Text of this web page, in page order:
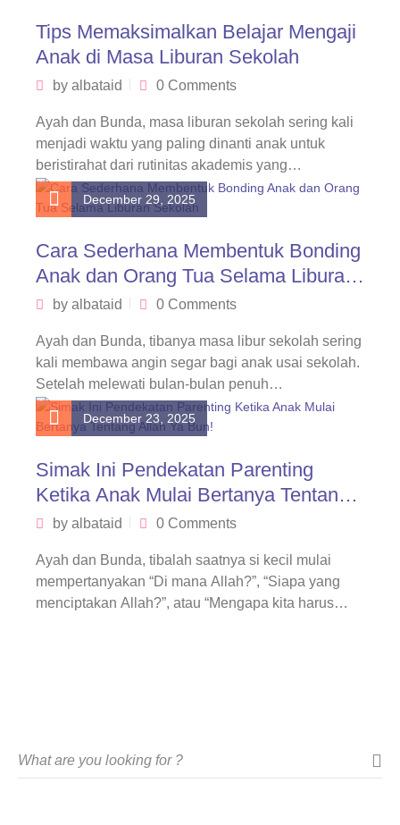
Tips Memaksimalkan Belajar Mengaji
Anak di Masa Liburan Sekolah
by albataid 0 Comments
Ayah dan Bunda, masa liburan sekolah sering kali
menjadi waktu yang paling dinanti anak untuk
beristirahat dari rutinitas akademis yang…
December 29, 2025
Cara Sederhana Membentuk Bonding
Anak dan Orang Tua Selama Liburan
Sekolah
by albataid 0 Comments
Ayah dan Bunda, tibanya masa libur sekolah sering
kali membawa angin segar bagi anak usai sekolah.
Setelah melewati bulan-bulan penuh…
December 23, 2025
Simak Ini Pendekatan Parenting
Ketika Anak Mulai Bertanya Tentang
Allah Ya Bun!
by albataid 0 Comments
Ayah dan Bunda, tibalah saatnya si kecil mulai
mempertanyakan “Di mana Allah?”, “Siapa yang
menciptakan Allah?”, atau “Mengapa kita harus…